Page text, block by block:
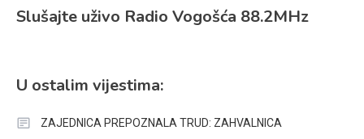
Slušajte uživo Radio Vogošća 88.2MHz
U ostalim vijestima:
ZAJEDNICA PREPOZNALA TRUD: ZAHVALNICA